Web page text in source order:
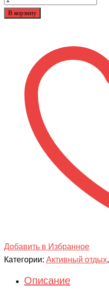
товара
В корзину
Добавить в Избранное
Категории: Активный отдых,
Описание